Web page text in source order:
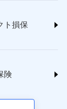
www.ms-
ト損保
険